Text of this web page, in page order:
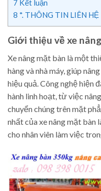
7 Kết luận
8 *. THÔNG TIN LIÊN HỆ
Giới thiệu về xe
Xe nâng mặt bàn là một
hàng và nhà máy, giúp
hiệu quả. Công nghệ hiện
hành linh hoạt, từ việc
chuyển chúng trên mặt
nhất của xe nâng mặt bàn
cho nhân viên làm việc